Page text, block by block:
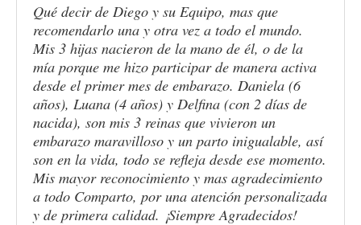
Qué decir de Diego y su Equipo, mas que
recomendarlo una y otra vez a todo el mundo.
Mis 3 hijas nacieron de la mano de él, o de la
mía porque me hizo participar de manera activa
desde el primer mes de embarazo. Daniela (6
años), Luana (4 años) y Delfina (con 2 días de
nacida), son mis 3 reinas que vivieron un
embarazo maravilloso y un parto inigualable, así
son en la vida, todo se refleja desde ese momento.
Mis mayor reconocimiento y mas agradecimiento
a todo Comparto, por una atención personalizada
y de primera calidad. ¡Siempre Agradecidos!